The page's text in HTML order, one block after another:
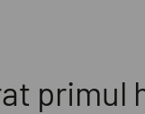
primul